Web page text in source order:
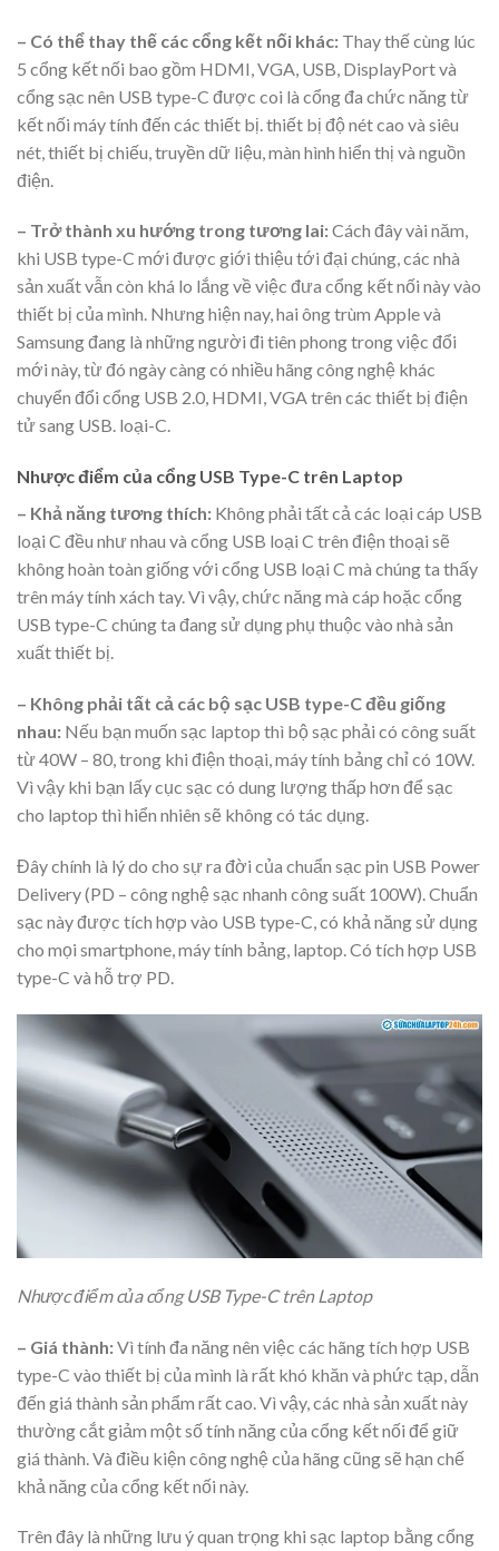
– Có thể thay thế các cổng kết nối khác: Thay thế cùng lúc
5 cổng kết nối bao gồm HDMI, VGA, USB, DisplayPort và
cổng sạc nên USB type-C được coi là cổng đa chức năng từ
kết nối máy tính đến các thiết bị. thiết bị độ nét cao và siêu
nét, thiết bị chiếu, truyền dữ liệu, màn hình hiển thị và nguồn
điện.
– Trở thành xu hướng trong tương lai:Cách đây vài năm,
khi USB type-C mới được giới thiệu tới đại chúng, các nhà
sản xuất vẫn còn khá lo lắng về việc đưa cổng kết nối này vào
thiết bị của mình. Nhưng hiện nay, hai ông trùm Apple và
Samsung đang là những người đi tiên phong trong việc đổi
mới này, từ đó ngày càng có nhiều hãng công nghệ khác
chuyển đổi cổng USB 2.0, HDMI, VGA trên các thiết bị điện
tử sang USB. loại-C.
Nhược điểm của cổng USB Type-C trên Laptop
– Khả năng tương thích: Không phải tất cả các loại cáp USB
loại C đều như nhau và cổng USB loại C trên điện thoại sẽ
không hoàn toàn giống với cổng USB loại C mà chúng ta thấy
trên máy tính xách tay. Vì vậy, chức năng mà cáp hoặc cổng
USB type-C chúng ta đang sử dụng phụ thuộc vào nhà sản
xuất thiết bị.
– Không phải tất cả các bộ sạc USB type-C đều giống
nhau: Nếu bạn muốn sạc laptop thì bộ sạc phải có công suất
từ ​​40W – 80, trong khi điện thoại, máy tính bảng chỉ có 10W.
Vì vậy khi bạn lấy cục sạc có dung lượng thấp hơn để sạc
cho laptop thì hiển nhiên sẽ không có tác dụng.
Đây chính là lý do cho sự ra đời của chuẩn sạc pin USB Power
Delivery (PD – công nghệ sạc nhanh công suất 100W). Chuẩn
sạc này được tích hợp vào USB type-C, có khả năng sử dụng
cho mọi smartphone, máy tính bảng, laptop. Có tích hợp USB
type-C và hỗ trợ PD.
Nhược điểm của cổng USB Type-C trên Laptop
– Giá thành:Vì tính đa năng nên việc các hãng tích hợp USB
type-C vào thiết bị của mình là rất khó khăn và phức tạp, dẫn
đến giá thành sản phẩm rất cao. Vì vậy, các nhà sản xuất này
thường cắt giảm một số tính năng của cổng kết nối để giữ
giá thành. Và điều kiện công nghệ của hãng cũng sẽ hạn chế
khả năng của cổng kết nối này.
Trên đây là những lưu ý quan trọng khi sạc laptop bằng cổng